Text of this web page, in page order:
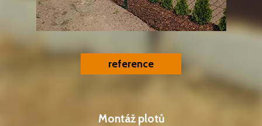
reference
Montáž plotů